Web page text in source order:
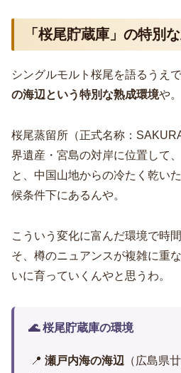
「桜尾貯蔵庫」の特別
シングルモルト桜尾を語るうえ
の海辺という特別な熟成環境や。
桜尾蒸留所（正式名称：
界遺産・宮島の対岸に位置して
と、中国山地からの冷たく乾い
候条件下にあるんや。
こういう変化に富んだ環境で時
そ、樽のニュアンスが複雑に重
いに育っていくんやと思うわ。
🌊 桜尾貯蔵庫の環境
📍瀬戸内海の海辺 （広島県